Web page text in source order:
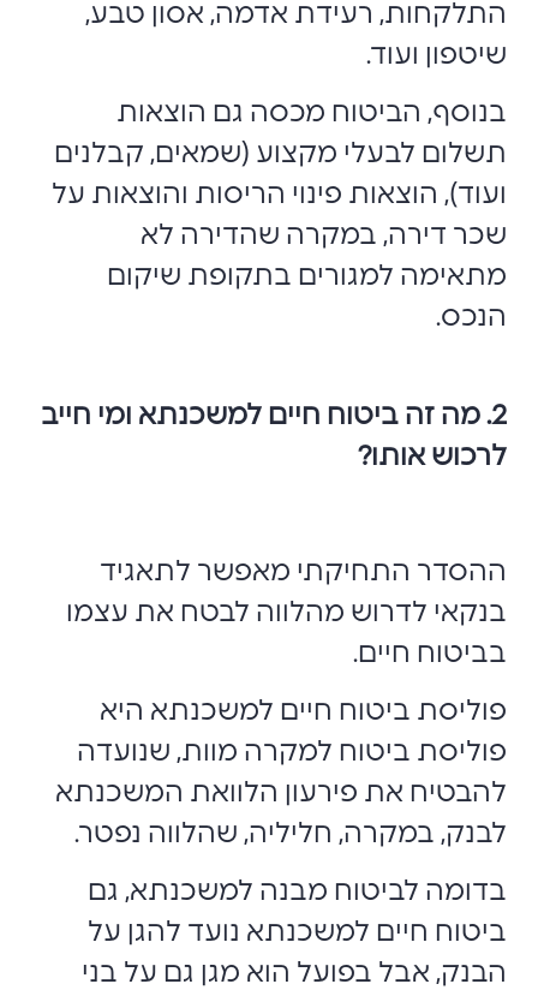
התלקחות, רעידת אדמה, אסון טבע,
שיטפון ועוד.
בנוסף, הביטוח מכסה גם הוצאות
תשלום לבעלי מקצוע (שמאים, קבלנים
ועוד), הוצאות פינוי הריסות והוצאות על
שכר דירה, במקרה שהדירה לא
מתאימה למגורים בתקופת שיקום
הנכס.
2. מה זה ביטוח חיים למשכנתא ומי חייב
לרכוש אותו?
ההסדר התחיקתי מאפשר לתאגיד
בנקאי לדרוש מהלווה לבטח את עצמו
בביטוח חיים.
פוליסת ביטוח חיים למשכנתא היא
פוליסת ביטוח למקרה מוות, שנועדה
להבטיח את פירעון הלוואת המשכנתא
לבנק, במקרה, חליליה, שהלווה נפטר.
בדומה לביטוח מבנה למשכנתא, גם
ביטוח חיים למשכנתא נועד להגן על
הבנק, אבל בפועל הוא מגן גם על בני